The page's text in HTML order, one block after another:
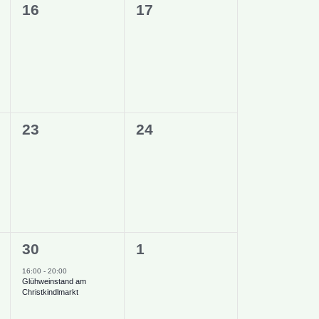
0
16
0
17
0
23
0
24
1
Veranstaltung,
30
16:00-20:00
Glühweinstand am
Christkindlmarkt
0
1